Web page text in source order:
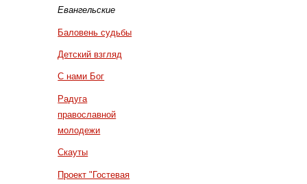
Евангельские
Баловень судьбы
Детский взгляд
С нами Бог
Радуга
православной
молодежи
Скауты
Проект "Гостевая